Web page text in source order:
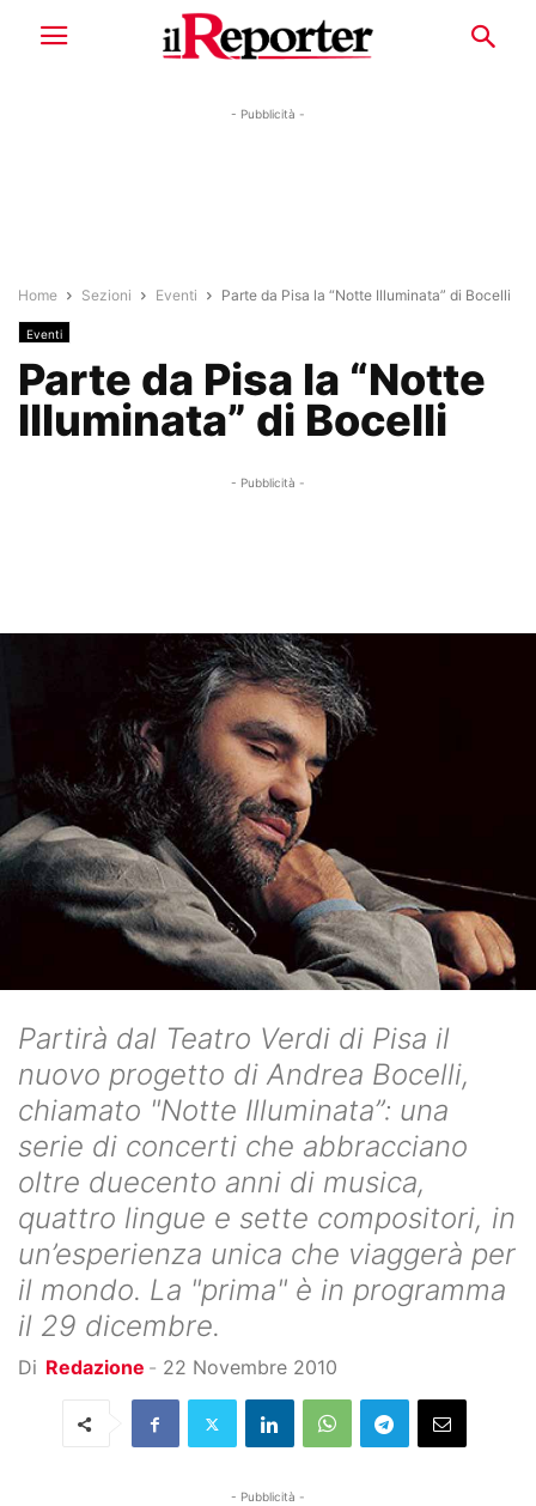
- Pubblicità -
Home Sezioni Eventi Parte da Pisa la “Notte Illuminata” di Bocelli
Eventi
Parte da Pisa la “Notte
Illuminata” di Bocelli
- Pubblicità -
Partirà dal Teatro Verdi di Pisa il
nuovo progetto di Andrea Bocelli,
chiamato "Notte Illuminata”: una
serie di concerti che abbracciano
oltre duecento anni di musica,
quattro lingue e sette compositori, in
un’esperienza unica che viaggerà per
il mondo. La "prima" è in programma
il 29 dicembre.
Di Redazione - 22 Novembre 2010
- Pubblicità -